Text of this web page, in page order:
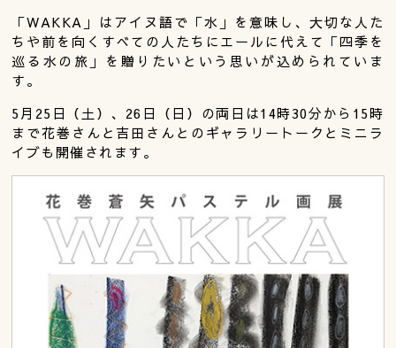
「WAKKA」はアイヌ語で「水」を意味し、大切な人た
ちや前を向くすべての人たちにエールに代えて「四季を
巡る水の旅」を贈りたいという思いが込められていま
す。
5月25日（土）、26日（日）の両日は14時30分から15時
まで花巻さんと吉田さんとのギャラリートークとミニラ
イブも開催されます。